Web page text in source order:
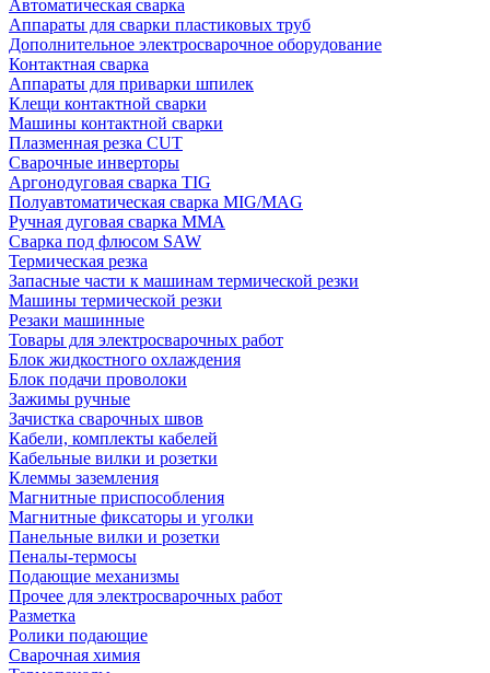
Автоматическая сварка
Аппараты для сварки пластиковых труб
Дополнительное электросварочное оборудование
Контактная сварка
Аппараты для приварки шпилек
Клещи контактной сварки
Машины контактной сварки
Плазменная резка CUT
Сварочные инверторы
Аргонодуговая сварка TIG
Полуавтоматическая сварка MIG/MAG
Ручная дуговая сварка MMA
Сварка под флюсом SAW
Термическая резка
Запасные части к машинам термической резки
Машины термической резки
Резаки машинные
Товары для электросварочных работ
Блок жидкостного охлаждения
Блок подачи проволоки
Зажимы ручные
Зачистка сварочных швов
Кабели, комплекты кабелей
Кабельные вилки и розетки
Клеммы заземления
Магнитные приспособления
Магнитные фиксаторы и уголки
Панельные вилки и розетки
Пеналы-термосы
Подающие механизмы
Прочее для электросварочных работ
Разметка
Ролики подающие
Сварочная химия